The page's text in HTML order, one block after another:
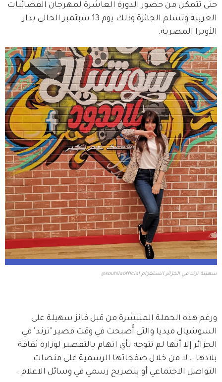
حتى تتمكن من حضور الدورة العاشرة لمهرجان الفضائيات
العربية وتسلم الجائزة وذلك يوم 13 سبتمبر الحالي بدار
الأوبرا المصرية.
سهيلة ترند في الجزائر انستغرام souhilaofficial@
ورغم هذه الحملة المنتشرة من قبل فانز سهيلة على
السوشيال ميديا والتي أًصبحت في وقت قصير "ترند" في
الجزائر إلا أنها لم تتوجه بأي اتهام بالتقصير لوزارة ثقافة
بلادها  , لا من خلال صفحاتها الرسمية على منصات
التواصل الاجتماعي أو بتصريح رسمي في وسائل الاعلام .